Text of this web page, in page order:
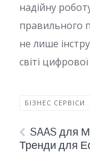
надійну
правильного
не лише
світі
БІЗНЕС СЕРВІСИ
SAAS для
Тренди для